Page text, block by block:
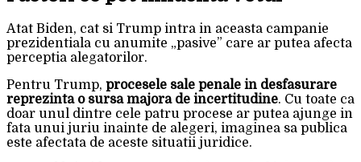
Atat Biden, cat si Trump intra in aceasta campanie
prezidentiala cu anumite „pasive” care ar putea afecta
perceptia alegatorilor.
Pentru Trump, procesele sale penale in desfasurare
reprezinta o sursa majora de incertitudine. Cu toate ca
doar unul dintre cele patru procese ar putea ajunge in
fata unui juriu inainte de alegeri, imaginea sa publica
este afectata de aceste situatii juridice.